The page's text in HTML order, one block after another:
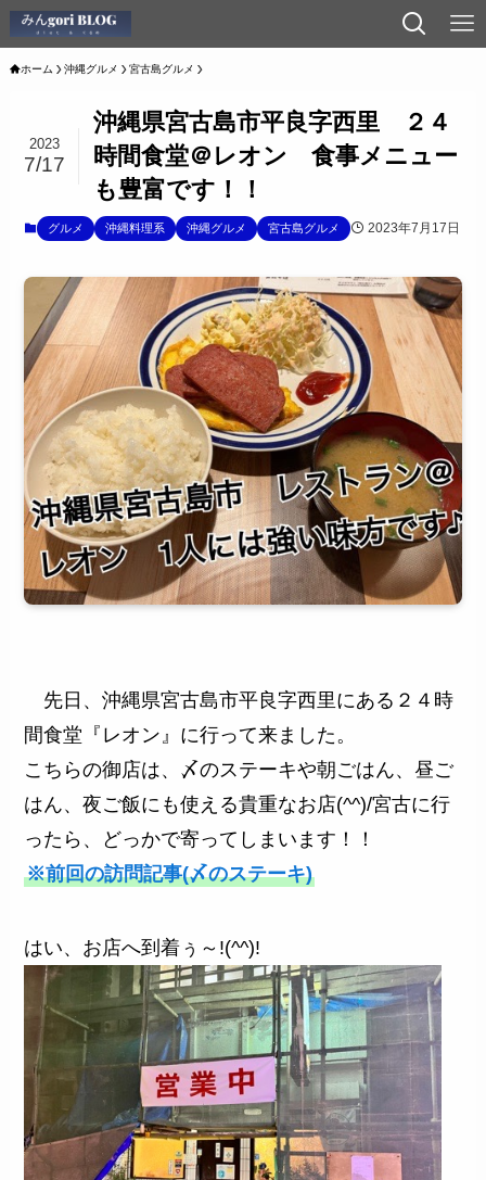
ホーム 沖縄グルメ 宮古島グルメ
沖縄県宮古島市平良字西里 ２４
時間食堂＠レオン 食事メニュー
も豊富です！！
2023
7/17
グルメ 沖縄料理系 沖縄グルメ 宮古島グルメ 2023年7月17日
先日、沖縄県宮古島市平良字西里にある２４時
間食堂『レオン』に行って来ました。
こちらの御店は、〆のステーキや朝ごはん、昼ご
はん、夜ご飯にも使える貴重なお店(^^)/宮古に行
ったら、どっかで寄ってしまいます！！
※前回の訪問記事(〆のステーキ)
はい、お店へ到着ぅ～!(^^)!